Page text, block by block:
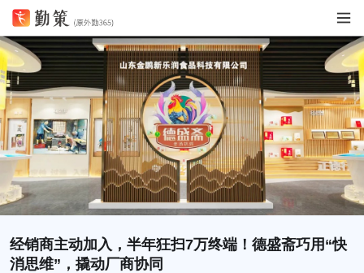
经销商主动加入，半年狂扫7万终端！德盛斋巧用“快
消思维”，撬动厂商协同